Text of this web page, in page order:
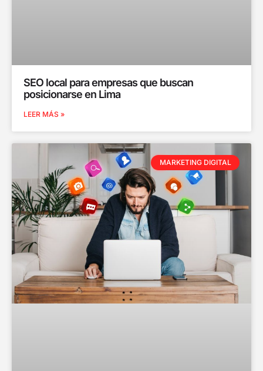
SEO local para empresas que buscan
posicionarse en Lima
LEER MÁS »
MARKETING DIGITAL